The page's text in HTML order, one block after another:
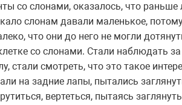
со слонами, оказалось, что
слонам давали маленькое,
что они до него не могли
со слонами. Стали наблюдать
стали смотреть, что это такое
на задние лапы, пытались
вертеться, пытаясь